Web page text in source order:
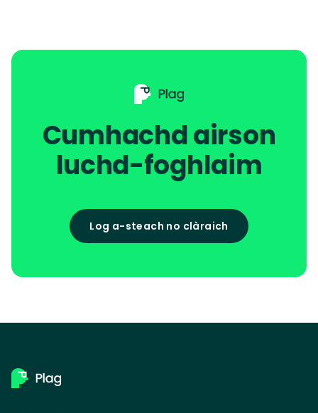
Cumhachd airson
luchd-foghlaim
Log a-steach no clàraich